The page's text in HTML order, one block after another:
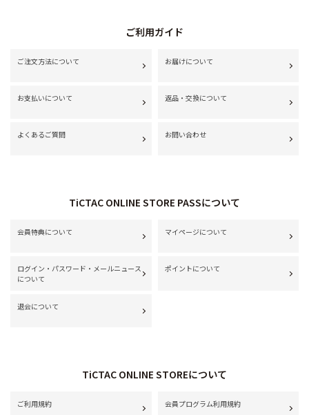
ご利用ガイド
ご注文方法について お届けについて
お支払いについて 返品・交換について
よくあるご質問 お問い合わせ
TiCTAC ONLINE STORE PASSについて
会員特典について マイページについて
ログイン・パスワード・メールニュース
について
ポイントについて
退会について
TiCTAC ONLINE STOREについて
ご利用規約 会員プログラム利用規約